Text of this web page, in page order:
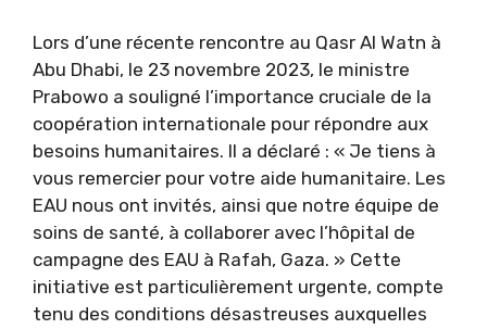
Lors d’une récente rencontre au Qasr Al Watn à
Abu Dhabi, le 23 novembre 2023, le ministre
Prabowo a souligné l’importance cruciale de la
coopération internationale pour répondre aux
besoins humanitaires. Il a déclaré : « Je tiens à
vous remercier pour votre aide humanitaire. Les
EAU nous ont invités, ainsi que notre équipe de
soins de santé, à collaborer avec l’hôpital de
campagne des EAU à Rafah, Gaza. » Cette
initiative est particulièrement urgente, compte
tenu des conditions désastreuses auxquelles